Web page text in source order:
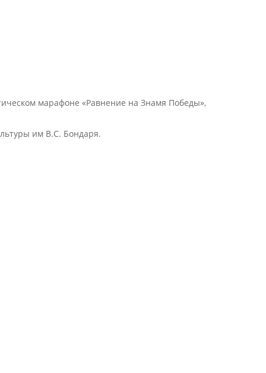
марафоне «Равнение на Знамя Победы»,
им В.С. Бондаря.